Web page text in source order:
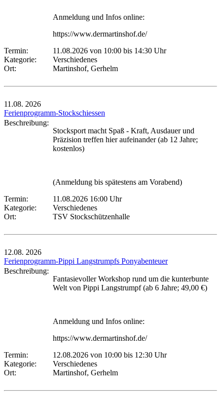
Anmeldung und Infos online:
https://www.dermartinshof.de/
Termin:
11.08.2026 von 10:00 bis 14:30 Uhr
Kategorie:
Verschiedenes
Ort:
Martinshof, Gerhelm
11.08. 2026
Ferienprogramm-Stockschiessen
Beschreibung:
Stocksport macht Spaß - Kraft, Ausdauer und
Präzision treffen hier aufeinander (ab 12 Jahre;
kostenlos)
(Anmeldung bis spätestens am Vorabend)
Termin:
11.08.2026 16:00 Uhr
Kategorie:
Verschiedenes
Ort:
TSV Stockschützenhalle
12.08. 2026
Ferienprogramm-Pippi Langstrumpfs Ponyabenteuer
Beschreibung:
Fantasievoller Workshop rund um die kunterbunte
Welt von Pippi Langstrumpf (ab 6 Jahre; 49,00 €)
Anmeldung und Infos online:
https://www.dermartinshof.de/
Termin:
12.08.2026 von 10:00 bis 12:30 Uhr
Kategorie:
Verschiedenes
Ort:
Martinshof, Gerhelm